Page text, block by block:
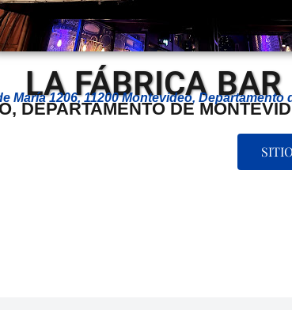
LA FÁBRICA BAR
María 1206, 11200 Montevideo,
DEPARTAMENTO DE